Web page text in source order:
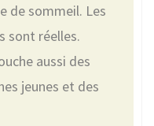
de sommeil. Les
sont réelles.
aussi des
jeunes et des